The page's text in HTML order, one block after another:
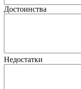
Достоинства
Недостатки